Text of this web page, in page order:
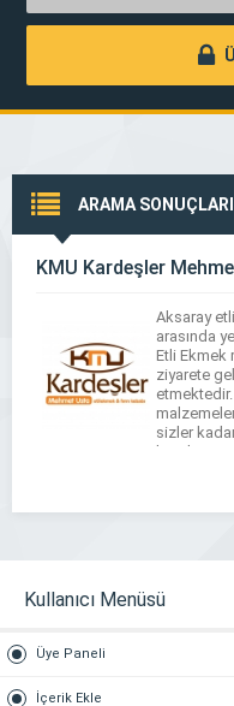
ARAMA SONUÇLARI
KMU Kardeşler
Aksaray
arasında
Etli Ekmek
ziyarete
sizler
kendinizi
[…]
Kullanıcı Menüsü
Üye Paneli
İçerik Ekle